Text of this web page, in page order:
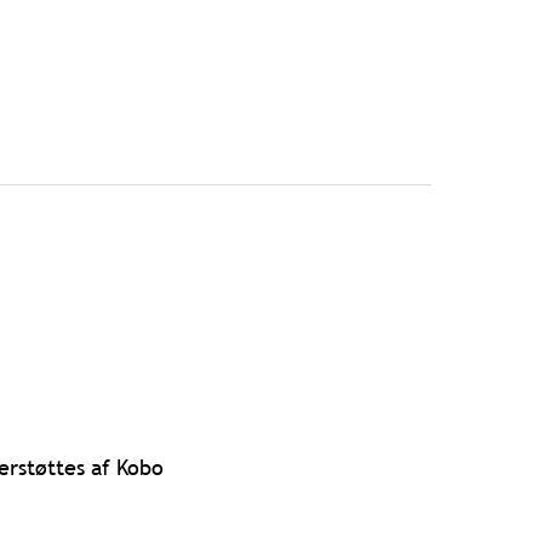
af Kobo